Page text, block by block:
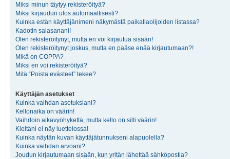
Miksi minun täytyy rekisteröityä?
Miksi kirjaudun ulos automaattisesti?
Kuinka estän käyttäjänimeni näkymästä paikallaolijoiden listassa?
Kadotin salasanani!
Olen rekisteröitynyt, mutta en voi kirjautua sisään!
Olen rekisteröitynyt joskus, mutta en pääse enää kirjautumaan?!
Mikä on COPPA?
Miksi en voi rekisteröityä?
Mitä “Poista evästeet” tekee?
Käyttäjän asetukset
Kuinka vaihdan asetuksiani?
Kellonaika on väärin!
Vaihdoin aikavyöhykettä, mutta kello on silti väärin!
Kieltäni ei näy luettelossa!
Kuinka näytän kuvan käyttäjätunnukseni alapuolella?
Kuinka vaihdan arvoani?
Joudun kirjautumaan sisään, kun yritän lähettää sähköpostia?